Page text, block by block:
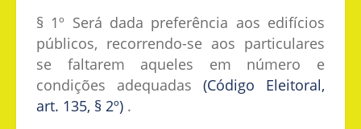
§ 1º Será dada preferência aos edifícios
públicos, recorrendo-se aos particulares
se faltarem aqueles em número e
condições adequadas (Código Eleitoral,
art. 135, § 2º) .